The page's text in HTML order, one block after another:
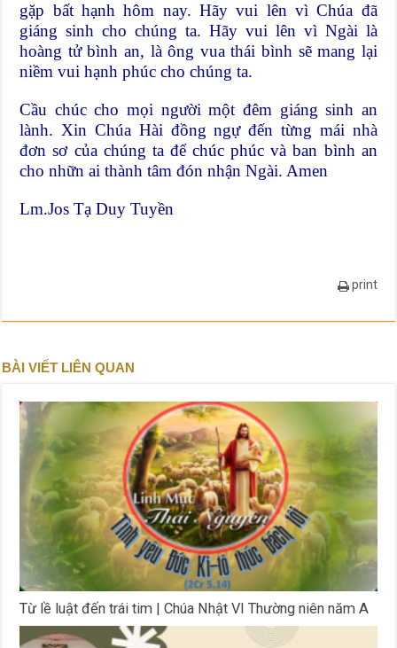
gặp bất hạnh hôm nay. Hãy vui lên vì Chúa đã
giáng sinh cho chúng ta. Hãy vui lên vì Ngài là
hoàng tử bình an, là ông vua thái bình sẽ mang lại
niềm vui hạnh phúc cho chúng ta.
Cầu chúc cho mọi người một đêm giáng sinh an
lành. Xin Chúa Hài đồng ngự đến từng mái nhà
đơn sơ của chúng ta để chúc phúc và ban bình an
cho nhữn ai thành tâm đón nhận Ngài. Amen
Lm.Jos Tạ Duy Tuyền
print
BÀI VIẾT LIÊN QUAN
Từ lề luật đến trái tim | Chúa Nhật VI Thường niên năm A